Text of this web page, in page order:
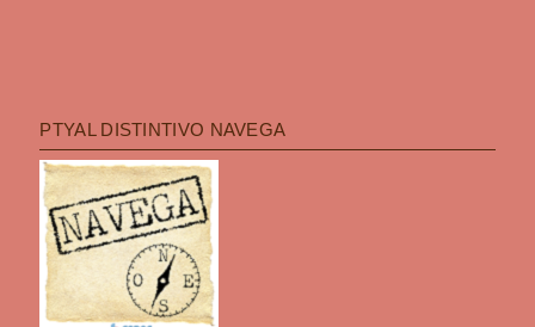
PTYAL DISTINTIVO NAVEGA